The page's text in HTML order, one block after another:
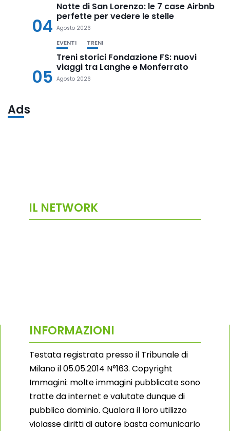
04
Notte di San Lorenzo: le 7 case Airbnb
perfette per vedere le stelle
Agosto 2026
05
EVENTI TRENI
Treni storici Fondazione FS: nuovi
viaggi tra Langhe e Monferrato
Agosto 2026
Ads
IL NETWORK
INFORMAZIONI
Testata registrata presso il Tribunale di
Milano il 05.05.2014 N°163. Copyright
Immagini: molte immagini pubblicate sono
tratte da internet e valutate dunque di
pubblico dominio. Qualora il loro utilizzo
violasse diritti di autore basta comunicarlo